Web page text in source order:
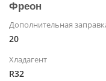
Фреон
Дополнительная
20
Хладагент
R32